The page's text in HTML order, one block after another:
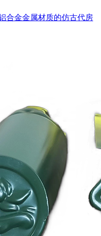
合金金属材质的仿古代房